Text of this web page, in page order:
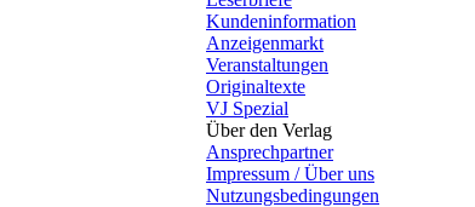
Kundeninformation
Anzeigenmarkt
Veranstaltungen
Originaltexte
VJ Spezial
Über den Verlag
Ansprechpartner
Impressum / Über uns
Nutzungsbedingungen